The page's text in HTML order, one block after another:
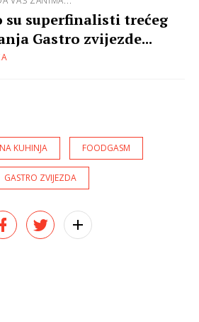
su superfinalisti trećeg
Gastro zvijezde...
KUHINJA FOODGASM
GASTRO ZVIJEZDA